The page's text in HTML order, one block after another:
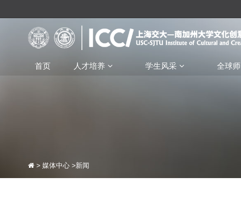
首页 人才培养 学生风采 全球
> 媒体中心 >新闻